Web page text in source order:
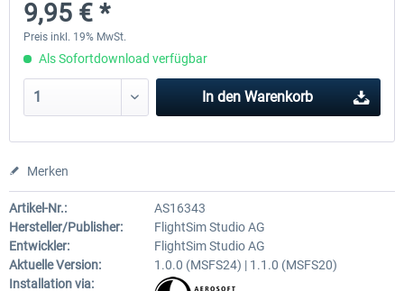
24,95 € *
9,95 € *
Preis inkl. 19% MwSt.
Als Sofortdownload verfügbar
In den Warenkorb
Merken
Artikel-Nr.:
AS16343
Hersteller/Publisher:
FlightSim Studio AG
Entwickler:
FlightSim Studio AG
Aktuelle Version:
1.0.0 (MSFS24) | 1.1.0 (MSFS20)
Installation via: